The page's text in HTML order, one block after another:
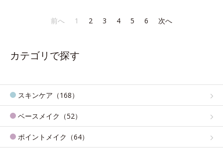
前へ 1 2 3 4 5 6 次へ
カテゴリで探す
スキンケア（168）
ベースメイク（52）
ポイントメイク（64）